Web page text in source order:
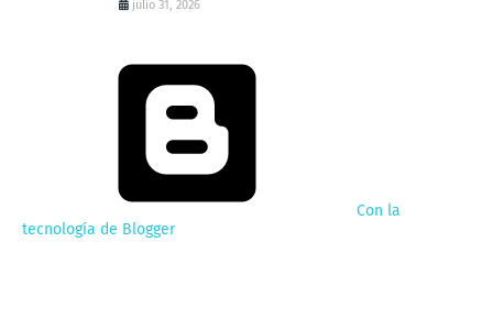
julio 31, 2026
Con la
tecnología de Blogger